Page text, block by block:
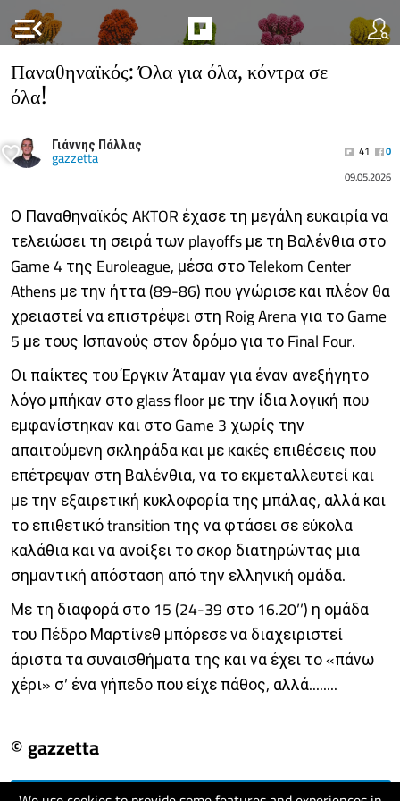
menu_open
Παναθηναϊκός: Όλα για όλα, κόντρα σε
όλα!
Γιάννης Πάλλας
gazzetta 41
0
09.05.2026
Ο Παναθηναϊκός AKTOR έχασε τη μεγάλη ευκαιρία να
τελειώσει τη σειρά των playoffs με τη Βαλένθια στο
Game 4 της Euroleague, μέσα στο Telekom Center
Athens με την ήττα (89-86) που γνώρισε και πλέον θα
χρειαστεί να επιστρέψει στη Roig Arena για το Game
5 με τους Ισπανούς στον δρόμο για το Final Four.
Οι παίκτες του Έργκιν Άταμαν για έναν ανεξήγητο
λόγο μπήκαν στο glass floor με την ίδια λογική που
εμφανίστηκαν και στο Game 3 χωρίς την
απαιτούμενη σκληράδα και με κακές επιθέσεις που
επέτρεψαν στη Βαλένθια, να το εκμεταλλευτεί και
με την εξαιρετική κυκλοφορία της μπάλας, αλλά και
το επιθετικό transition της να φτάσει σε εύκολα
καλάθια και να ανοίξει το σκορ διατηρώντας μια
σημαντική απόσταση από την ελληνική ομάδα.
Με τη διαφορά στο 15 (24-39 στο 16.20’’) η ομάδα
του Πέδρο Μαρτίνεθ μπόρεσε να διαχειριστεί
άριστα τα συναισθήματα της και να έχει το «πάνω
χέρι» σ’ ένα γήπεδο που είχε πάθος, αλλά........
© gazzetta